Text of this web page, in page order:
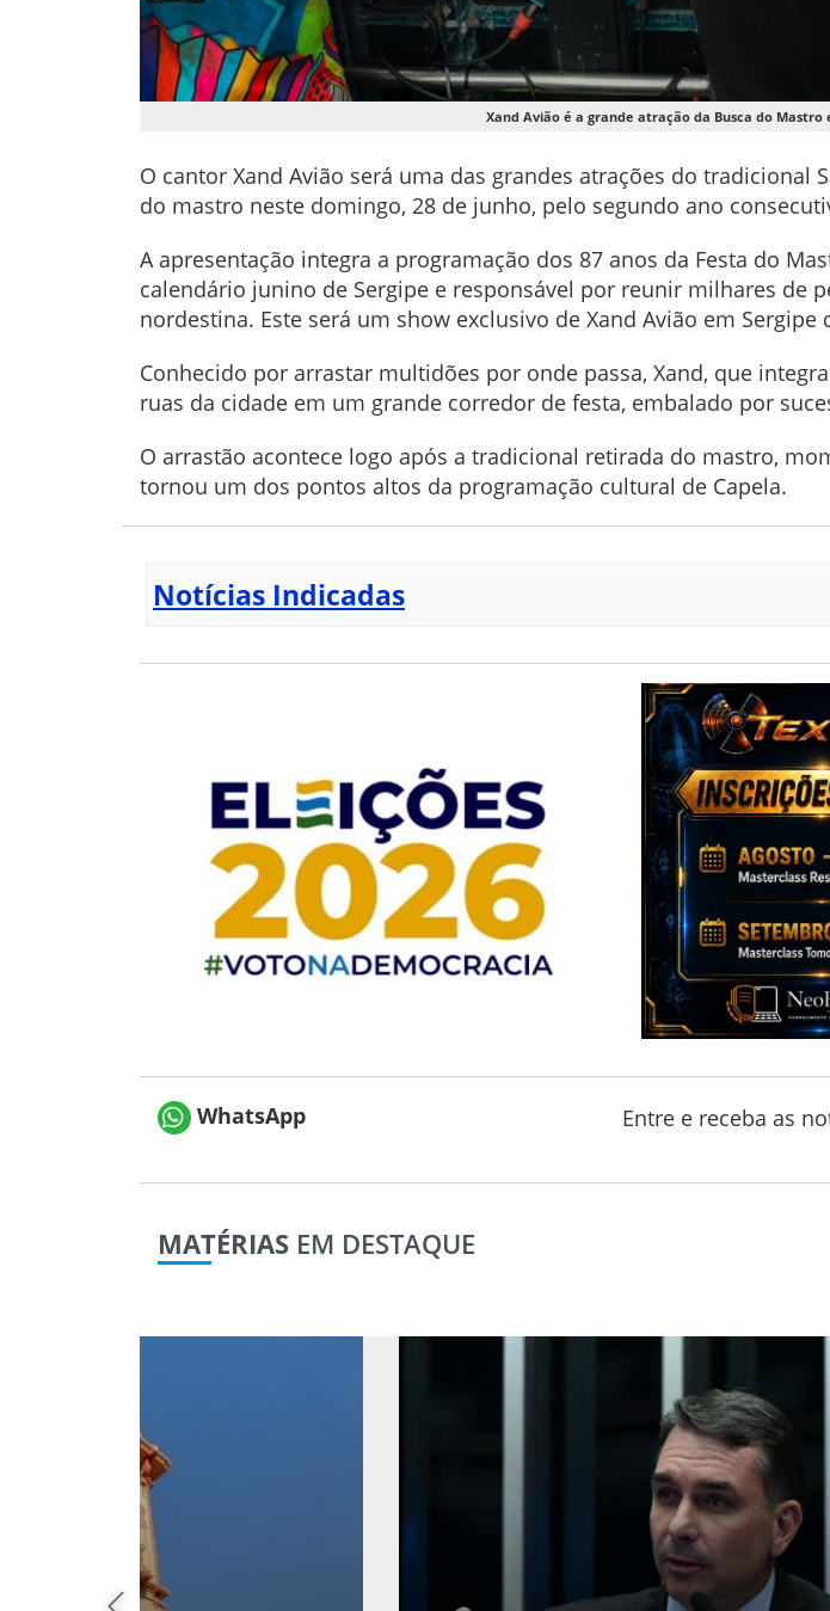
Xand Avião é a grande atração da Busca do
O cantor Xand Avião será uma das grandes atrações do tradicional
do mastro neste domingo, 28 de junho, pelo segundo ano
A apresentação integra a programação dos 87 anos da Festa do
calendário junino de Sergipe e responsável por reunir milhares de
nordestina. Este será um show exclusivo de Xand Avião em
Conhecido por arrastar multidões por onde passa, Xand, que
ruas da cidade em um grande corredor de festa, embalado por
O arrastão acontece logo após a tradicional retirada do mastro,
tornou um dos pontos altos da programação cultural de Capela.
Notícias Indicadas
WhatsApp Entre e receba as
MATÉRIAS EM DESTAQUE